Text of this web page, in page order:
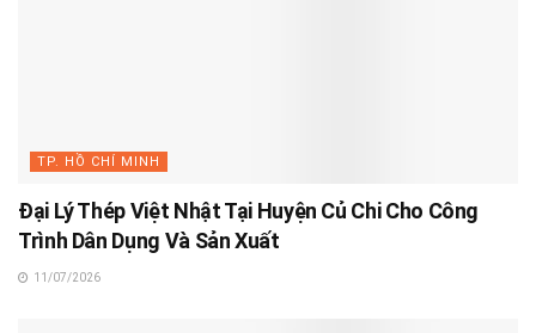
TP. HỒ CHÍ MINH
Đại Lý Thép Việt Nhật Tại Huyện Củ Chi Cho Công
Trình Dân Dụng Và Sản Xuất
11/07/2026